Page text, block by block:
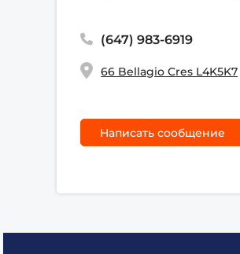
(647) 983-6919
66 Bellagio Cres L4K5K7
Написать сообщение